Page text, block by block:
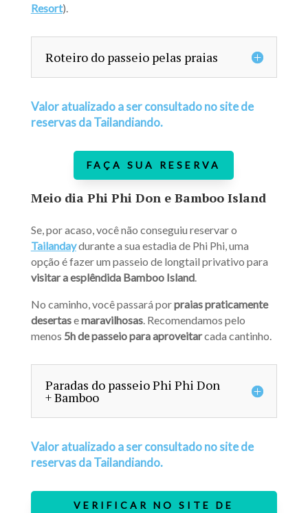
Resort).
Roteiro do passeio pelas praias
Valor atualizado a ser consultado no site de
reservas da Tailandiando.
FAÇA SUA RESERVA
Meio dia Phi Phi Don e Bamboo Island
Se, por acaso, você não conseguiu reservar o
Tailandaydurante a sua estadia de Phi Phi, uma
opção é fazer um passeio de longtail privativo para
visitar a esplêndida Bamboo Island.
No caminho, você passará porpraias praticamente
desertasemaravilhosas. Recomendamos pelo
menos 5h de passeio para aproveitarcada cantinho.
Paradas do passeio Phi Phi Don
+ Bamboo
Valor atualizado a ser consultado no site de
reservas da Tailandiando.
VERIFICAR NO SITE DE